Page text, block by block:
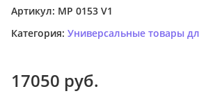
Артикул: MP 0153 V1
Категория: Универсальные товары
17050 руб.